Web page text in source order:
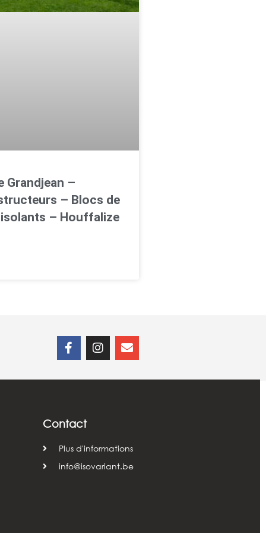
Grandjean –
– Blocs de
– Houffalize
Contact
Plus d'informations
info@isovariant.be